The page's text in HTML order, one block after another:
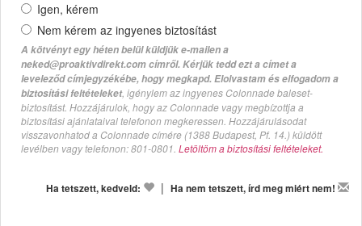
Igen, kérem
Nem kérem az ingyenes biztosítást
A kötvényt egy héten belül küldjük e-mailen a
neked@proaktivdirekt.com címről. Kérjük tedd ezt a címet a
leveleződ címjegyzékébe, hogy megkapd. Elolvastam és elfogadom a
biztosítási feltételeket, igénylem az ingyenes Colonnade baleset-
biztosítást. Hozzájárulok, hogy az Colonnade vagy megbízottja a
biztosítási ajánlataival telefonon megkeressen. Hozzájárulásodat
visszavonhatod a Colonnade címére (1388 Budapest, Pf. 14.) küldött
levélben vagy telefonon: 801-0801. Letöltöm a biztosítási feltételeket.
Ha tetszett, kedveld: | Ha nem tetszett, írd meg miért nem!